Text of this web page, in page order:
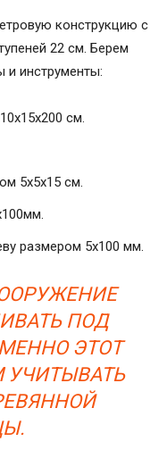
конструкцию с
22 см. Берем
инструменты:
см.
5х5х15 см.
размером 5х100 мм.
ПОД
ЭТОТ
УЧИТЫВАТЬ